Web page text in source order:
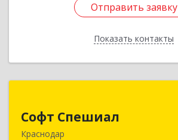
Отправить заявку
Показать контакты
Отправить заявку
Софт Спешиал
Краснодар